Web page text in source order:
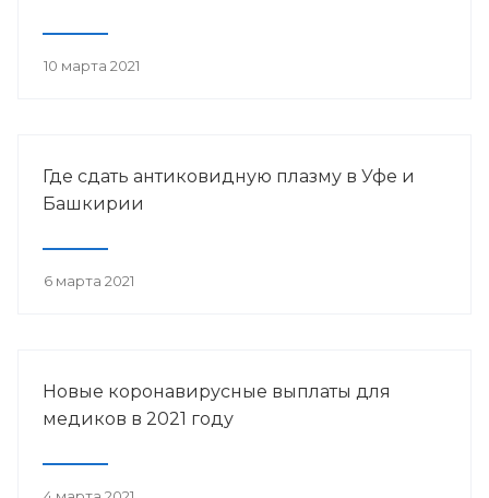
10 марта 2021
Где сдать антиковидную плазму в Уфе и
Башкирии
6 марта 2021
Новые коронавирусные выплаты для
медиков в 2021 году